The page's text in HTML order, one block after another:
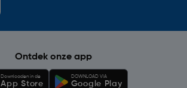
Ontdek onze app
Downloaden in de
App Store
DOWNLOAD VIA
Google Play